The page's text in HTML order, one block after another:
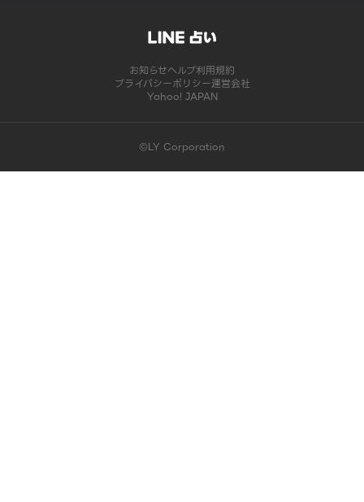
お知らせヘルプ利用規約
プライバシーポリシー運営会社
Yahoo! JAPAN
©LY Corporation
このコンテンツは掲載が終了しました | LINE占い